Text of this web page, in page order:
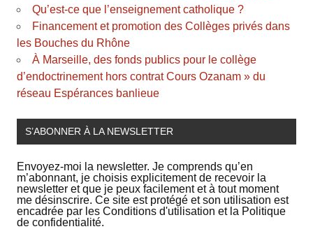
Qu’est-ce que l’enseignement catholique ?
Financement et promotion des Collèges privés dans
les Bouches du Rhône
À Marseille, des fonds publics pour le collège
d’endoctrinement hors contrat Cours Ozanam » du
réseau Espérances banlieue
S’ABONNER À LA NEWSLETTER
Envoyez-moi la newsletter. Je comprends qu’en
m’abonnant, je choisis explicitement de recevoir la
newsletter et que je peux facilement et à tout moment
me désinscrire. Ce site est protégé et son utilisation est
encadrée par les Conditions d'utilisation et la Politique
de confidentialité.